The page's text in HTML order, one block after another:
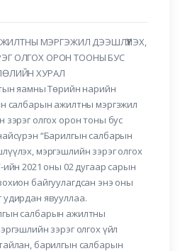
МЭРГЭЖИЛ ДЭЭШЛҮҮЛЭХ,
ОЛГОХ ОРОН ТООНЫ БУС
ХУРАЛ
яамны Төрийн нарийн
салбарын ажилтны мэргэжил
зэрэг олгох орон тоны бус
“Барилгын салбарын
мэргэшлийн зэрэг олгох
2021 оны 02 дугаар сарын
байгуулагдсан энэ оны
явууллаа.
салбарын ажилтны
зэрэг олгох үйл
барилгын салбарын